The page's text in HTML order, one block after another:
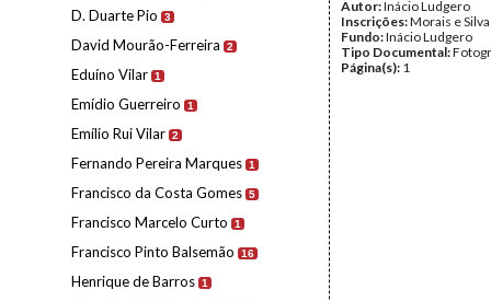
D. Duarte Pio 3
David Mourão-Ferreira 2
Eduíno Vilar 1
Emídio Guerreiro 1
Emílio Rui Vilar 2
Fernando Pereira Marques 1
Francisco da Costa Gomes 5
Francisco Marcelo Curto 1
Francisco Pinto Balsemão 16
Henrique de Barros 1
Autor:Inácio Ludgero
Inscrições:Morais e Silva
Fundo:Inácio Ludgero
Tipo Documental:
Página(s): 1